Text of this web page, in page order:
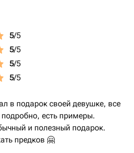
по восстановлению
действий и список полезных
а практическая помощь и
план действий и
помогут начать
5/5
5/5
5/5
5/5
в подарок своей девушке, все
есть примеры.
и полезный подарок.
предков 🤗